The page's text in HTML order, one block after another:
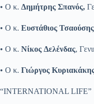
• Ο κ. Δημήτρης Σπανός,
• Ο κ. Ευστάθιος
• Ο κ. Νίκος Δελένδας,
• Ο κ. Γιώργος
“INTERNATIONAL LIFE”